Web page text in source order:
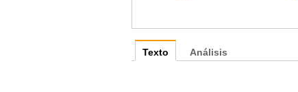
Texto Análisis